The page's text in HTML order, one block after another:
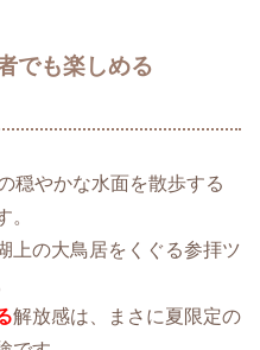
でも楽しめる
穏やかな水面を散歩する
。
上の大鳥居をくぐる参拝ツ
解放感は、まさに夏限定の